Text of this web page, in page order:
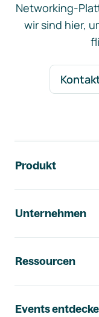
Networking-
wir sind hier,
Produkt
Unternehmen
Ressourcen
Events